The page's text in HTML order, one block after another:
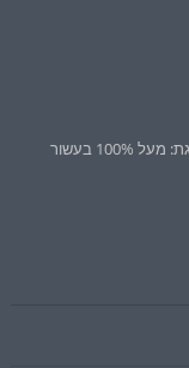
עלייה חדה במחירי הדירות בכרמי גת: מעל 100% בעשור